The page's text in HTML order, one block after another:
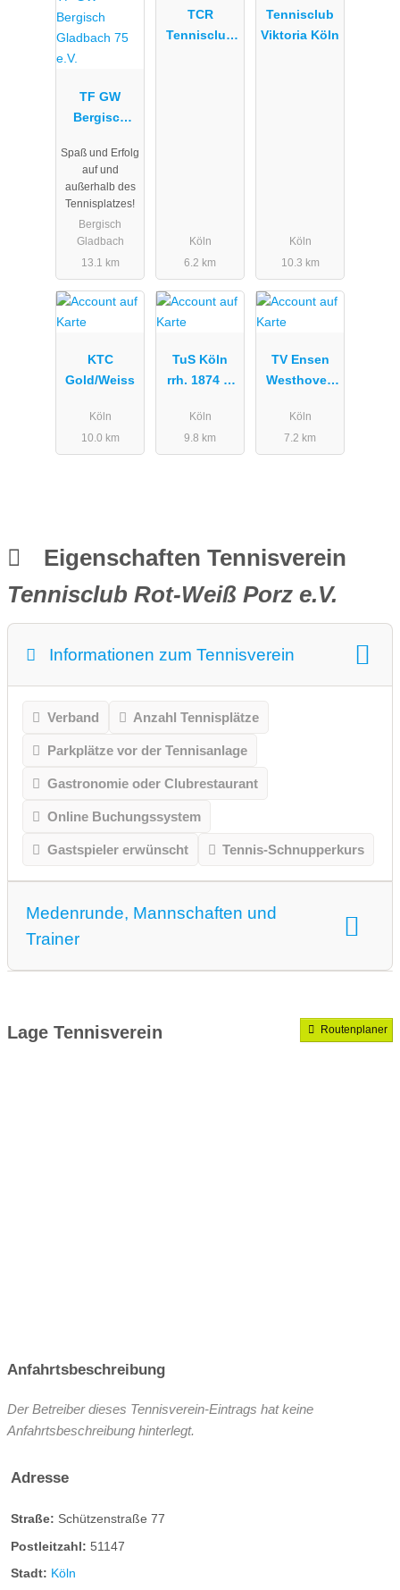
TF GW
Bergisch
e.V.
Spaß und Erfolg
auf und
außerhalb des
Tennisplatzes!
Bergisch
Gladbach
13.1 km
TCR
Tennisclub
Köln
6.2 km
Tennisclub
Viktoria Köln
Köln
10.3 km
KTC
Gold/Weiss
Köln
10.0 km
TuS Köln
rrh. 1874 e.
Köln
9.8 km
TV Ensen
Westhoven
Köln
7.2 km
Eigenschaften Tennisverein
Tennisclub Rot-Weiß Porz e.V.
Informationen zum Tennisverein
Verband Anzahl Tennisplätze
Parkplätze vor der Tennisanlage
Gastronomie oder Clubrestaurant
Online Buchungssystem
Gastspieler erwünscht Tennis-Schnupperkurs
Medenrunde, Mannschaften und
Trainer
Lage Tennisverein Routenplaner
Anfahrtsbeschreibung
Der Betreiber dieses Tennisverein-Eintrags hat keine
Anfahrtsbeschreibung hinterlegt.
Adresse
Straße: Schützenstraße 77
Postleitzahl: 51147
Stadt: Köln